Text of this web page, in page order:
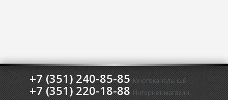
+7 (351) 240-85-85 Многоканальный
+7 (351) 220-18-88 Интернет-магазин